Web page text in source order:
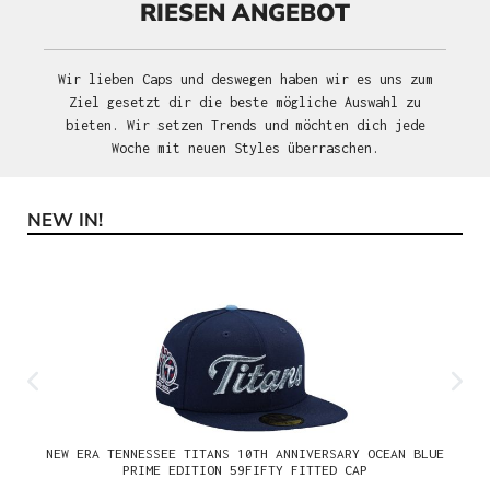
RIESEN ANGEBOT
Wir lieben Caps und deswegen haben wir es uns zum
Ziel gesetzt dir die beste mögliche Auswahl zu
bieten. Wir setzen Trends und möchten dich jede
Woche mit neuen Styles überraschen.
Produktgalerie überspringen
NEW IN!
NEW ERA TENNESSEE TITANS 10TH ANNIVERSARY OCEAN BLUE
PRIME EDITION 59FIFTY FITTED CAP